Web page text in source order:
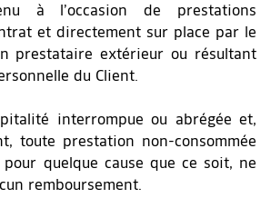
à l’occasion de prestations
et directement sur place par le
prestataire extérieur ou résultant
du Client.
interrompue ou abrégée et,
toute prestation non-consommée
quelque cause que ce soit, ne
remboursement.